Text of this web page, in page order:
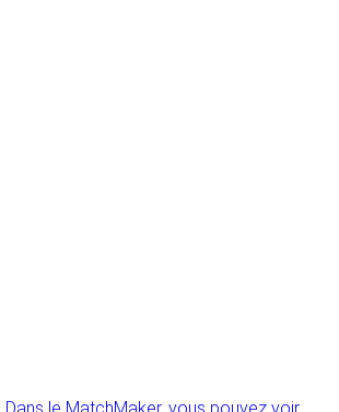
Dans le MatchMaker, vous pouvez voir